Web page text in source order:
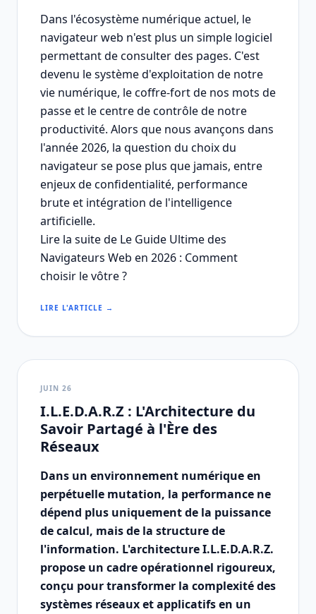
Dans l'écosystème numérique actuel, le
navigateur web n'est plus un simple logiciel
permettant de consulter des pages. C'est
devenu le système d'exploitation de notre
vie numérique, le coffre-fort de nos mots de
passe et le centre de contrôle de notre
productivité. Alors que nous avançons dans
l'année 2026, la question du choix du
navigateur se pose plus que jamais, entre
enjeux de confidentialité, performance
brute et intégration de l'intelligence
artificielle.
Lire la suite de Le Guide Ultime des
Navigateurs Web en 2026 : Comment
choisir le vôtre ?
LIRE L'ARTICLE →
JUIN 26
I.L.E.D.A.R.Z : L'Architecture du
Savoir Partagé à l'Ère des
Réseaux
Dans un environnement numérique en
perpétuelle mutation, la performance ne
dépend plus uniquement de la puissance
de calcul, mais de la structure de
l'information. L'architecture I.L.E.D.A.R.Z.
propose un cadre opérationnel rigoureux,
conçu pour transformer la complexité des
systèmes réseaux et applicatifs en un